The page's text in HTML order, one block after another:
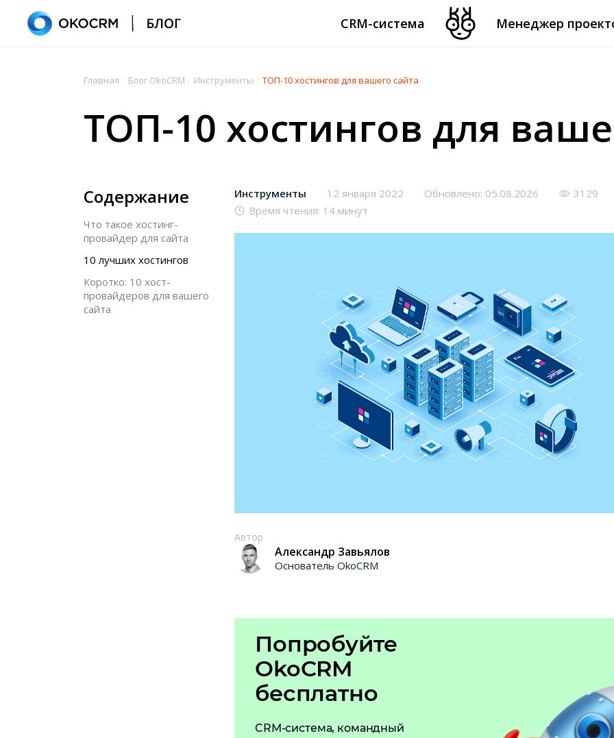
CRM-система Менеджер
Главная Блог OkoCRM Инструменты ТОП-10 хостингов для вашего сайта
ТОП-10 хостингов для
Содержание
Что такое хостинг-
провайдер для сайта
10 лучших хостингов
Коротко: 10 хост-
провайдеров для вашего
сайта
Инструменты 12 января 2022 Обновлено: 05.08.2026
3129
Время чтения: 14 минут
Автор
Александр Завьялов
Основатель OkoCRM
Попробуйте
OkoCRM
бесплатно
CRM-система, командный